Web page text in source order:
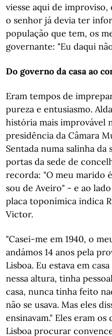
viesse aqui de improviso,
o senhor já devia ter
população que tem, os
governante: "Eu daqui
Do governo da casa ao
Eram tempos de
pureza e entusiasmo.
história mais improvável
presidência da Câmara
Sentada numa salinha da
portas da sede de
recorda: "O meu marido
sou de Aveiro" - e ao
placa toponímica indica
Victor.
"Casei-me em 1940, o
andámos 14 anos pela
Lisboa. Eu estava em
nessa altura, tinha
casa, nunca tinha feito
não se usava. Mas eles
ensinavam." Eles eram
Lisboa procurar